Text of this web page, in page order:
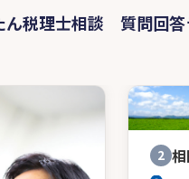
ん税理士相談 質問回答
2